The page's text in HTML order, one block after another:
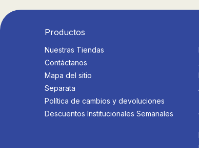
Productos
Nuestras Tiendas
Contáctanos
Mapa del sitio
Separata
Política de cambios y devoluciones
Descuentos Institucionales Semanales